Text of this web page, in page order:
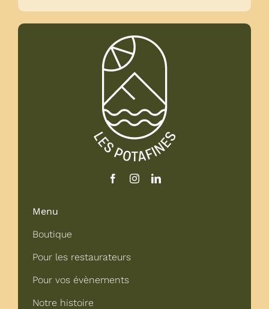
Menu
Boutique
Pour les restaurateurs
Pour vos évènements
Notre histoire